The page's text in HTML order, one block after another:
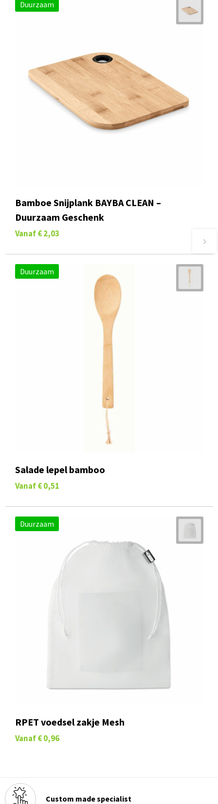
Duurzaam
Bamboe Snijplank BAYBA CLEAN –
Duurzaam Geschenk
Vanaf € 2,03
Duurzaam
Salade lepel bamboo
Vanaf € 0,51
Duurzaam
RPET voedsel zakje Mesh
Vanaf € 0,96
Custom made specialist